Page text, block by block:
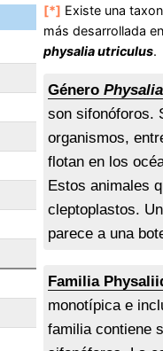
[*] Existe una
más desarrollada
physalia utriculus.
GéneroPhysalia
son sifonóforos.
organismos,
flotan en los
Estos animales
cleptoplastos.
parece a una
Familia
monotípica e
familia contiene